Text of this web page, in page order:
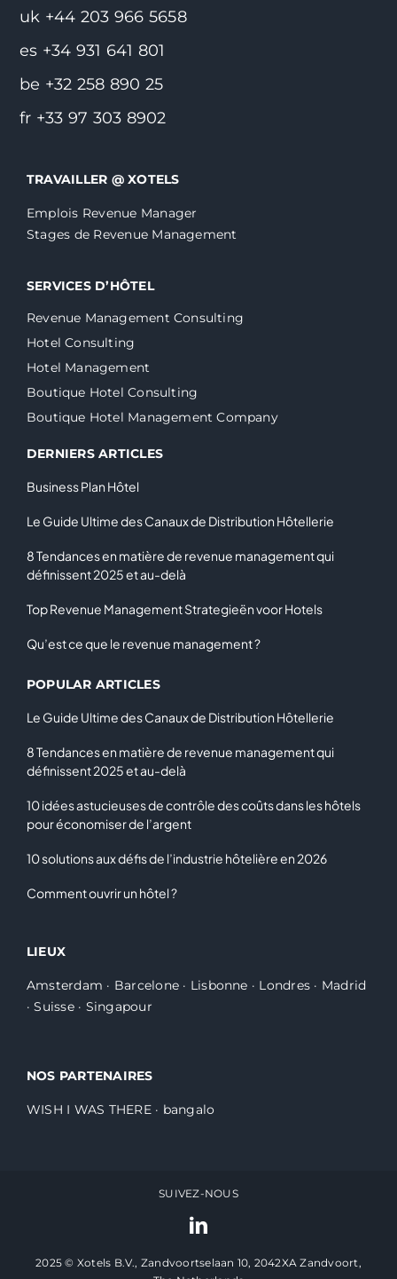
uk +44 203 966 5658
es +34 931 641 801
be +32 258 890 25
fr +33 97 303 8902
TRAVAILLER @ XOTELS
Emplois Revenue Manager
Stages de Revenue Management
SERVICES D’HÔTEL
Revenue Management Consulting
Hotel Consulting
Hotel Management
Boutique Hotel Consulting
Boutique Hotel Management Company
DERNIERS ARTICLES
Business Plan Hôtel
Le Guide Ultime des Canaux de Distribution Hôtellerie
8 Tendances en matière de revenue management qui
définissent 2025 et au-delà
Top Revenue Management Strategieën voor Hotels
Qu’est ce que le revenue management ?
POPULAR ARTICLES
Le Guide Ultime des Canaux de Distribution Hôtellerie
8 Tendances en matière de revenue management qui
définissent 2025 et au-delà
10 idées astucieuses de contrôle des coûts dans les hôtels
pour économiser de l’argent
10 solutions aux défis de l’industrie hôtelière en 2026
Comment ouvrir un hôtel ?
LIEUX
Amsterdam · Barcelone · Lisbonne · Londres · Madrid
·Suisse· Singapour
NOS PARTENAIRES
WISH I WAS THERE· bangalo
SUIVEZ-NOUS
2025 © Xotels B.V., Zandvoortselaan 10, 2042XA Zandvoort,